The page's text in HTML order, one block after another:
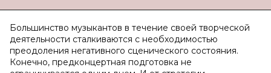
Большинство музыкантов в течение своей творческой
деятельности сталкиваются с необходимостью
преодоления негативного сценического состояния.
Конечно, предконцертная подготовка не